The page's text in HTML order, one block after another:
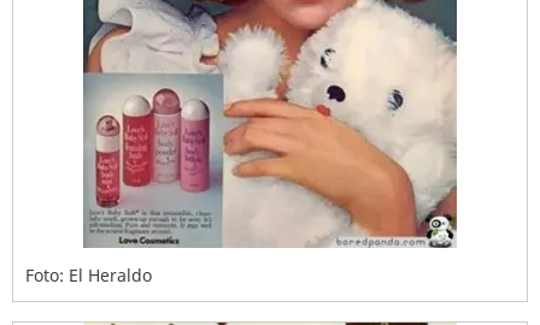
Foto: El Heraldo